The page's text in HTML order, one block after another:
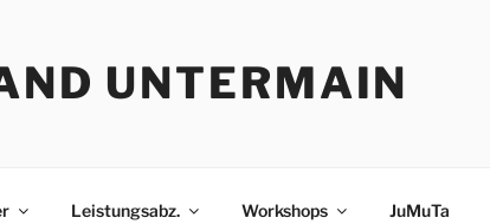
UNTERMAIN
Leistungsabz. Workshops JuMuTa